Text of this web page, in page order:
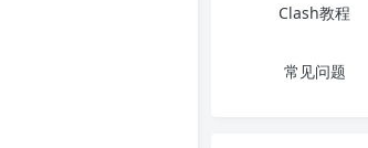
Clash教程
常见问题